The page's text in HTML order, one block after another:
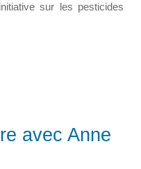
sur les pesticides
avec Anne